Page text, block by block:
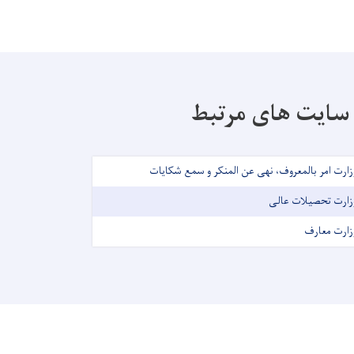
سایت های مرتبط
امر بالمعروف، نهی عن المنکر و سمع شکایات
تحصیلات عالی
معارف